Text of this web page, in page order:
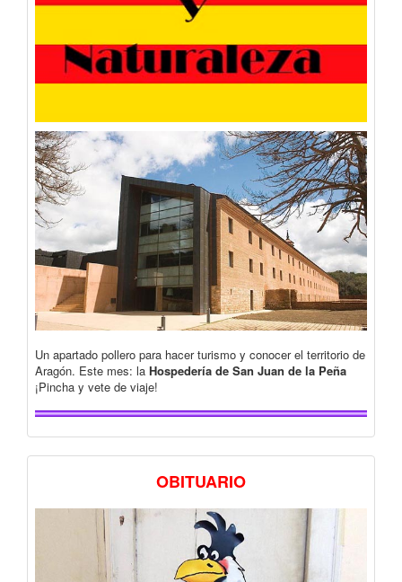
Un apartado pollero para hacer turismo y conocer el territorio de
Aragón. Este mes: la Hospedería de San Juan de la Peña
¡Pincha y vete de viaje!
OBITUARIO